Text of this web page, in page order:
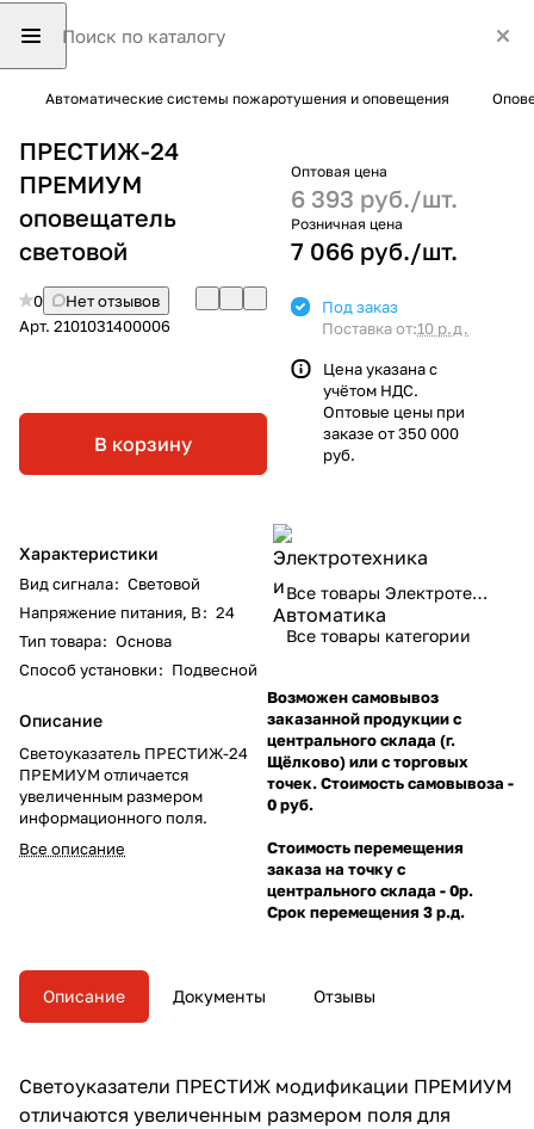
Автоматические системы пожаротушения и оповещения
ПРЕСТИЖ-24
ПРЕМИУМ
оповещатель
световой
0
Нет отзывов
Арт. 2101031400006
В корзину
Характеристики
Вид сигнала: Световой
Напряжение питания, В: 24
Тип товара: Основа
Способ установки: Подвесной
Описание
Светоуказатель ПРЕСТИЖ-24
ПРЕМИУМ отличается
увеличенным размером
информационного поля.
Все описание
Оптовая цена
6 393 руб./шт.
Розничная цена
7 066 руб./шт.
Под заказ
Поставка от:10 р.д.
Цена указана с
учётом НДС.
Оптовые цены при
заказе от 350 000
руб.
Все товары Электротехника и Автоматика
Все товары категории
Возможен самовывоз
заказанной продукции с
центрального склада (г.
Щёлково) или с торговых
точек. Стоимость самовывоза -
0 руб.
Стоимость перемещения
заказа на точку с
центрального склада - 0р.
Срок перемещения 3 р.д.
Описание Документы Отзывы
Светоуказатели ПРЕСТИЖ модификации ПРЕМИУМ
отличаются увеличенным размером поля для